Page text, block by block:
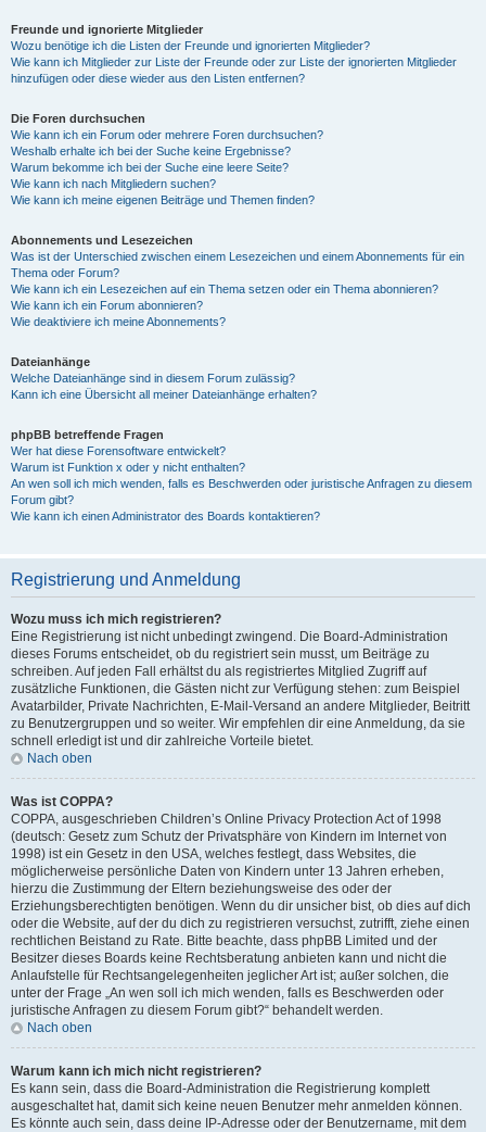
Freunde und ignorierte Mitglieder
Wozu benötige ich die Listen der Freunde und ignorierten Mitglieder?
Wie kann ich Mitglieder zur Liste der Freunde oder zur Liste der ignorierten Mitglieder
hinzufügen oder diese wieder aus den Listen entfernen?
Die Foren durchsuchen
Wie kann ich ein Forum oder mehrere Foren durchsuchen?
Weshalb erhalte ich bei der Suche keine Ergebnisse?
Warum bekomme ich bei der Suche eine leere Seite?
Wie kann ich nach Mitgliedern suchen?
Wie kann ich meine eigenen Beiträge und Themen finden?
Abonnements und Lesezeichen
Was ist der Unterschied zwischen einem Lesezeichen und einem Abonnements für ein
Thema oder Forum?
Wie kann ich ein Lesezeichen auf ein Thema setzen oder ein Thema abonnieren?
Wie kann ich ein Forum abonnieren?
Wie deaktiviere ich meine Abonnements?
Dateianhänge
Welche Dateianhänge sind in diesem Forum zulässig?
Kann ich eine Übersicht all meiner Dateianhänge erhalten?
phpBB betreffende Fragen
Wer hat diese Forensoftware entwickelt?
Warum ist Funktion x oder y nicht enthalten?
An wen soll ich mich wenden, falls es Beschwerden oder juristische Anfragen zu diesem
Forum gibt?
Wie kann ich einen Administrator des Boards kontaktieren?
Registrierung und Anmeldung
Wozu muss ich mich registrieren?
Eine Registrierung ist nicht unbedingt zwingend. Die Board-Administration
dieses Forums entscheidet, ob du registriert sein musst, um Beiträge zu
schreiben. Auf jeden Fall erhältst du als registriertes Mitglied Zugriff auf
zusätzliche Funktionen, die Gästen nicht zur Verfügung stehen: zum Beispiel
Avatarbilder, Private Nachrichten, E-Mail-Versand an andere Mitglieder, Beitritt
zu Benutzergruppen und so weiter. Wir empfehlen dir eine Anmeldung, da sie
schnell erledigt ist und dir zahlreiche Vorteile bietet.
Nach oben
Was ist COPPA?
COPPA, ausgeschrieben Children’s Online Privacy Protection Act of 1998
(deutsch: Gesetz zum Schutz der Privatsphäre von Kindern im Internet von
1998) ist ein Gesetz in den USA, welches festlegt, dass Websites, die
möglicherweise persönliche Daten von Kindern unter 13 Jahren erheben,
hierzu die Zustimmung der Eltern beziehungsweise des oder der
Erziehungsberechtigten benötigen. Wenn du dir unsicher bist, ob dies auf dich
oder die Website, auf der du dich zu registrieren versuchst, zutrifft, ziehe einen
rechtlichen Beistand zu Rate. Bitte beachte, dass phpBB Limited und der
Besitzer dieses Boards keine Rechtsberatung anbieten kann und nicht die
Anlaufstelle für Rechtsangelegenheiten jeglicher Art ist; außer solchen, die
unter der Frage „An wen soll ich mich wenden, falls es Beschwerden oder
juristische Anfragen zu diesem Forum gibt?“ behandelt werden.
Nach oben
Warum kann ich mich nicht registrieren?
Es kann sein, dass die Board-Administration die Registrierung komplett
ausgeschaltet hat, damit sich keine neuen Benutzer mehr anmelden können.
Es könnte auch sein, dass deine IP-Adresse oder der Benutzername, mit dem